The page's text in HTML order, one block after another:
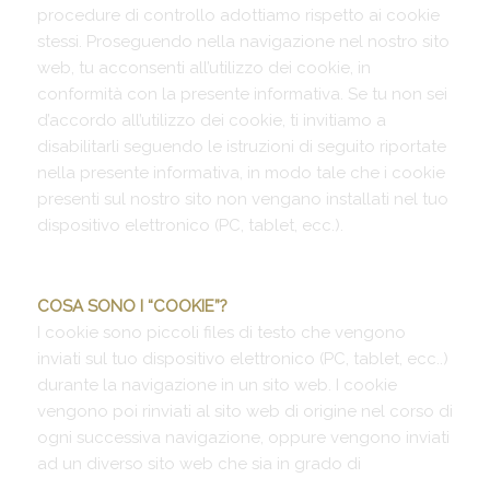
procedure di controllo adottiamo rispetto ai cookie
stessi. Proseguendo nella navigazione nel nostro sito
web, tu acconsenti all’utilizzo dei cookie, in
conformità con la presente informativa. Se tu non sei
d’accordo all’utilizzo dei cookie, ti invitiamo a
disabilitarli seguendo le istruzioni di seguito riportate
nella presente informativa, in modo tale che i cookie
presenti sul nostro sito non vengano installati nel tuo
dispositivo elettronico (PC, tablet, ecc.).
COSA SONO I “COOKIE”?
I cookie sono piccoli files di testo che vengono
inviati sul tuo dispositivo elettronico (PC, tablet, ecc..)
durante la navigazione in un sito web. I cookie
vengono poi rinviati al sito web di origine nel corso di
ogni successiva navigazione, oppure vengono inviati
ad un diverso sito web che sia in grado di